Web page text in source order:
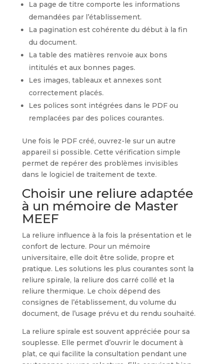
La page de titre comporte les informations
demandées par l’établissement.
La pagination est cohérente du début à la fin
du document.
La table des matières renvoie aux bons
intitulés et aux bonnes pages.
Les images, tableaux et annexes sont
correctement placés.
Les polices sont intégrées dans le PDF ou
remplacées par des polices courantes.
Une fois le PDF créé, ouvrez-le sur un autre
appareil si possible. Cette vérification simple
permet de repérer des problèmes invisibles
dans le logiciel de traitement de texte.
Choisir une reliure adaptée
à un mémoire de Master
MEEF
La reliure influence à la fois la présentation et le
confort de lecture. Pour un mémoire
universitaire, elle doit être solide, propre et
pratique. Les solutions les plus courantes sont la
reliure spirale, la reliure dos carré collé et la
reliure thermique. Le choix dépend des
consignes de l’établissement, du volume du
document, de l’usage prévu et du rendu souhaité.
La reliure spirale est souvent appréciée pour sa
souplesse. Elle permet d’ouvrir le document à
plat, ce qui facilite la consultation pendant une